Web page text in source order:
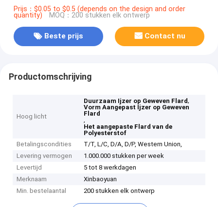
Prijs：$0.05 to $0.5 (depends on the design and order
quantity) MOQ：200 stukken elk ontwerp
Beste prijs Contact nu
Productomschrijving
Hoog licht
Duurzaam Ijzer op Geweven Flard,
Vorm Aangepast Ijzer op Geweven
Flard
,
Het aangepaste Flard van de
Polyesterstof
Betalingscondities
T/T, L/C, D/A, D/P, Western Union,
Levering vermogen
1.000.000 stukken per week
Levertijd
5 tot 8 werkdagen
Merknaam
Xinbaoyuan
Min. bestelaantal
200 stukken elk ontwerp